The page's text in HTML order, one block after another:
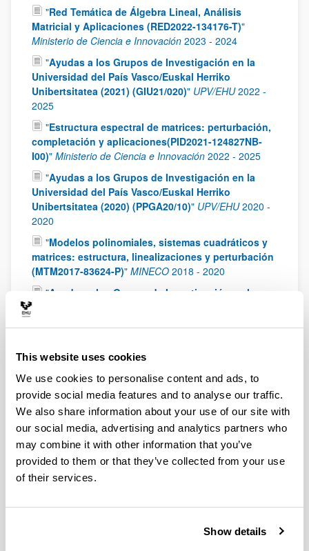
This website uses cookies
We use cookies to personalise content and ads, to
provide social media features and to analyse our traffic.
We also share information about your use of our site with
our social media, advertising and analytics partners who
may combine it with other information that you’ve
provided to them or that they’ve collected from your use
of their services.
Show details
"Red Temática de Álgebra Lineal, Análisis
Matricial y Aplicaciones (RED2022-134176-T)"
Ministerio de Ciencia e Innovación 2023 - 2024
"Ayudas a los Grupos de Investigación en la
Universidad del País Vasco/Euskal Herriko
Unibertsitatea (2021) (GIU21/020)" UPV/EHU 2022 -
2025
"Estructura espectral de matrices: perturbación,
completación y aplicaciones(PID2021-124827NB-
I00)" Ministerio de Ciencia e Innovación 2022 - 2025
"Ayudas a los Grupos de Investigación en la
Universidad del País Vasco/Euskal Herriko
Unibertsitatea (2020) (PPGA20/10)" UPV/EHU 2020 -
2020
"Modelos polinomiales, sistemas cuadráticos y
matrices: estructura, linealizaciones y perturbación
(MTM2017-83624-P)" MINECO 2018 - 2020
"Ayudas a los Grupos de Investigación en la
Universidad del País Vasco/Euskal Herriko
"Red de Excelencia ALAMA (MTM2015-68805-
MINECO
2017
"Sistemas lineales y cuadráticos, y perturbación
de matrices (MTM2013-40960-P)"MINECO 2014-
2017
"Ayudas para las actividades de Grupos de
Investigación del Sistema Universitario Vasco
(GIC13/IT710-13)
geométricas de sistemas lineales de control y